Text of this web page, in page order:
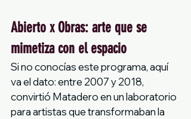
Abierto x Obras: arte que se
mimetiza con el espacio
Si no conocías este programa, aquí
va el dato: entre 2007 y 2018,
convirtió Matadero en un laboratorio
para artistas que transformaban la